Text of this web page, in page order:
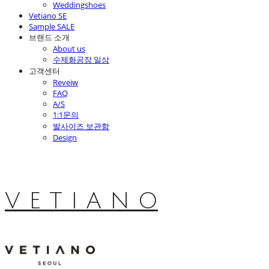
Weddingshoes
Vetiano SE
Sample SALE
브랜드 소개
About us
수제화공장 일상
고객센터
Reveiw
FAQ
A/S
1:1문의
발사이즈 보관함
Design
V E T I A N O